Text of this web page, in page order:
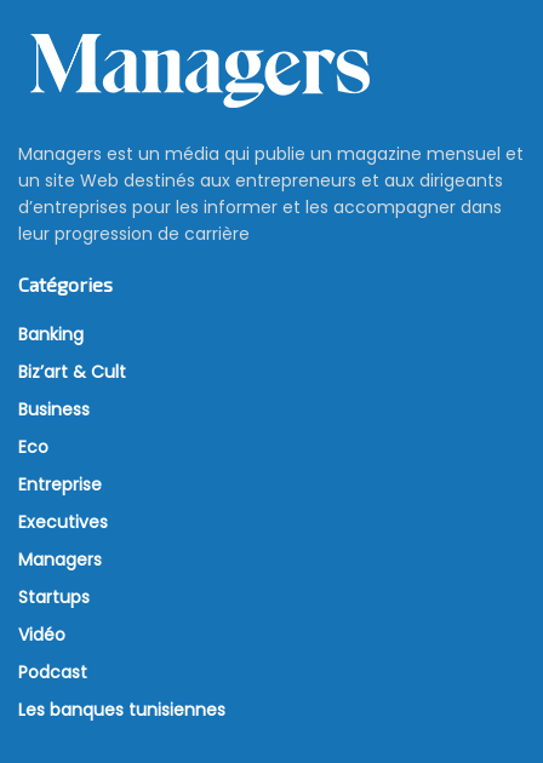
Managers est un média qui publie un magazine mensuel et
un site Web destinés aux entrepreneurs et aux dirigeants
d’entreprises pour les informer et les accompagner dans
leur progression de carrière
Catégories
Banking
Biz’art & Cult
Business
Eco
Entreprise
Executives
Managers
Startups
Vidéo
Podcast
Les banques tunisiennes